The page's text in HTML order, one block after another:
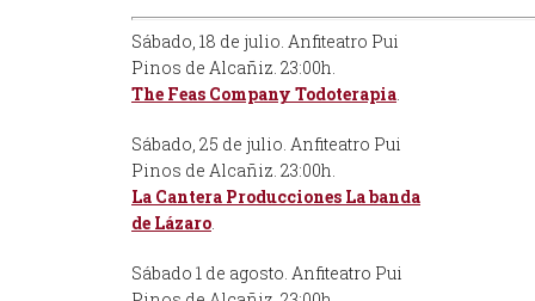
Sábado, 18 de julio. Anfiteatro Pui
Pinos de Alcañiz. 23:00h.
The Feas Company Todoterapia.
Sábado, 25 de julio. Anfiteatro Pui
Pinos de Alcañiz. 23:00h.
La Cantera Producciones La banda
de Lázaro.
Sábado 1 de agosto. Anfiteatro Pui